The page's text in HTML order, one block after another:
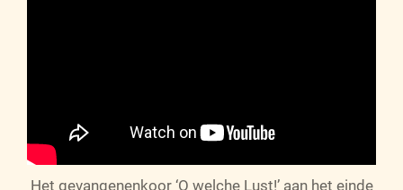
Het gevangenenkoor ‘O welche Lust!’ aan het einde